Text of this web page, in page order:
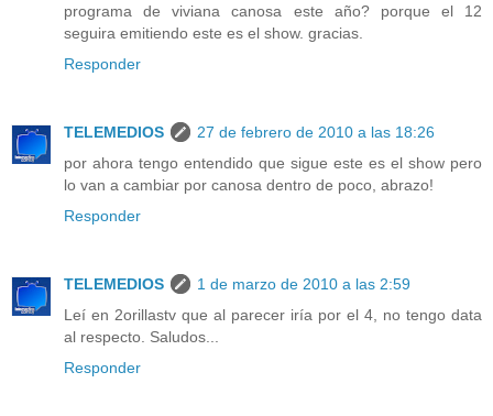
programa de viviana canosa este año? porque el 12
seguira emitiendo este es el show. gracias.
Responder
TELEMEDIOS
27 de febrero de 2010 a las 18:26
por ahora tengo entendido que sigue este es el show pero
lo van a cambiar por canosa dentro de poco, abrazo!
Responder
TELEMEDIOS
1 de marzo de 2010 a las 2:59
Leí en 2orillastv que al parecer iría por el 4, no tengo data
al respecto. Saludos...
Responder